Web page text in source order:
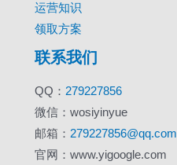
运营知识
领取方案
联系我们
QQ： 279227856
微信：wosiyinyue
邮箱： 279227856@qq.com
官网：www.yigoogle.com